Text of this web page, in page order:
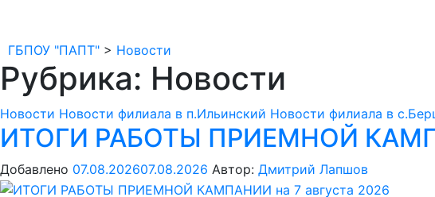
ГБПОУ "ПАПТ" > Новости
Рубрика: Новости
Новости Новости филиала в п.Ильинский Новости филиала в
ИТОГИ РАБОТЫ ПРИЕМНОЙ
Добавлено 07.08.202607.08.2026 Автор: Дмитрий Лапшов